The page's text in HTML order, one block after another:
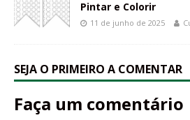
Pintar e Colorir
11 de junho de 2025
SEJA O PRIMEIRO A COMENTAR
Faça um comentário